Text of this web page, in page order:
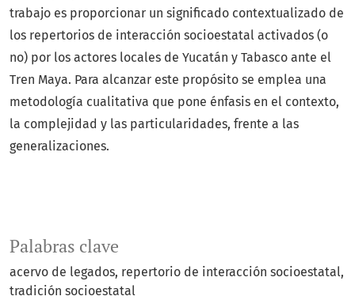
Palabras clave
acervo de legados repertorio de interacción socioestatal
tradición socioestatal
trabajo es proporcionar un significado contextualizado de
los repertorios de interacción socioestatal activados (o
no) por los actores locales de Yucatán y Tabasco ante el
Tren Maya. Para alcanzar este propósito se emplea una
metodología cualitativa que pone énfasis en el contexto,
la complejidad y las particularidades, frente a las
generalizaciones.